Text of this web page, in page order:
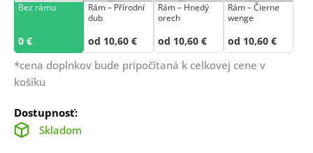
Bez rámu
0 €
Rám –⁠⁠⁠⁠⁠⁠ Přírodní
dub
od 10,60 €
Rám – Hnedý
orech
od 10,60 €
Rám – Čierne
wenge
od 10,60 €
*cena doplnkov bude pripočítaná k celkovej cene v
košíku
Dostupnosť:
Skladom